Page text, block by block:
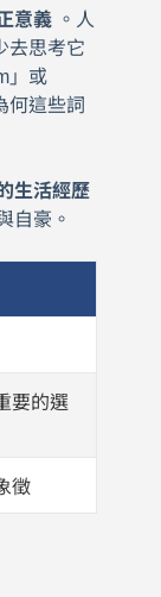
意義 。人
去思考它
」或
何這些詞
生活經歷
自豪。
要的選
徵